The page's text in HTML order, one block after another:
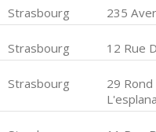
Strasbourg 235
Strasbourg 12 Rue
Strasbourg
29